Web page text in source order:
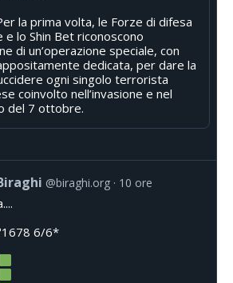
la prima volta, le Forze di difesa
e lo Shin Bet riconoscono
di un’operazione speciale, con
dedicata, per dare la
ogni singolo terrorista
coinvolto nell’invasione e nel
del 7 ottobre.
@biraghi.org 10 ore
6/6*